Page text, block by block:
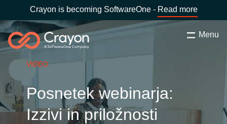
Crayon is becoming SoftwareOne - Read more
Menu
CHOOSE YOUR COUNTRY
Search Zapri
Software Partners
Resources
Country:Slovenia
VIDEO
Posnetek webinarja:
Izzivi in priložnosti